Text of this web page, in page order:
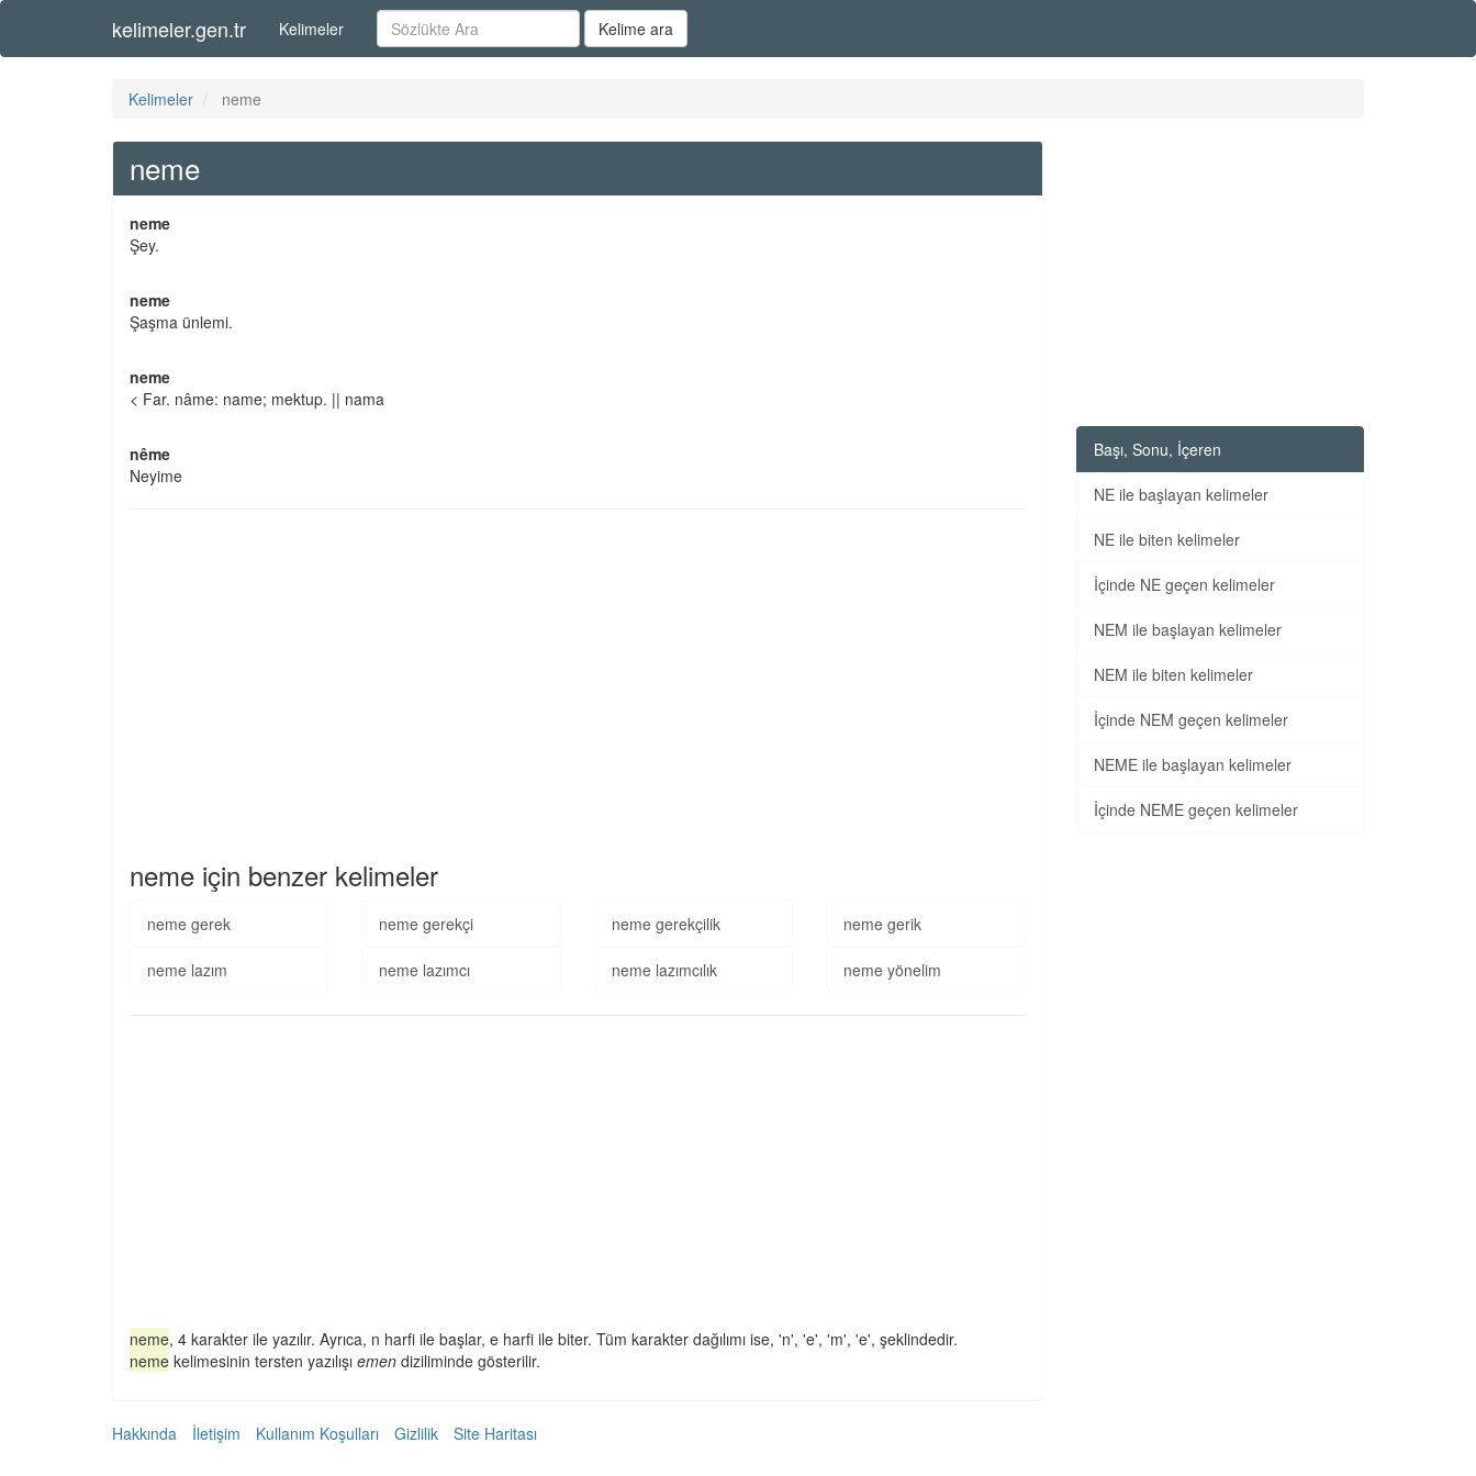
kelimeler.gen.tr Kelimeler Kelime ara
Kelimeler neme
neme
neme
Şey.
neme
Şaşma ünlemi.
neme
< Far. nâme: name; mektup. || nama
nême
Neyime
neme için benzer kelimeler
neme gerek neme gerekçi neme gerekçilik neme gerik
neme lazım neme lazımcı neme lazımcılık neme yönelim
neme, 4 karakter ile yazılır. Ayrıca, n harfi ile başlar, e harfi ile biter. Tüm karakter dağılımı ise, 'n', 'e', 'm', 'e', şeklindedir.
neme kelimesinin tersten yazılışı emen diziliminde gösterilir.
Başı, Sonu, İçeren
NE ile başlayan kelimeler
NE ile biten kelimeler
İçinde NE geçen kelimeler
NEM ile başlayan kelimeler
NEM ile biten kelimeler
İçinde NEM geçen kelimeler
NEME ile başlayan kelimeler
İçinde NEME geçen kelimeler
Hakkında İletişim Kullanım Koşulları Gizlilik Site Haritası